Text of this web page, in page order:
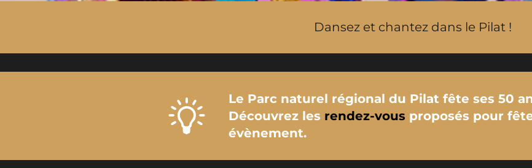
Dansez et chantez dans le Pilat !
Le Parc naturel régional du Pilat fête ses 50
Découvrez les rendez-vous proposés pour
évènement.